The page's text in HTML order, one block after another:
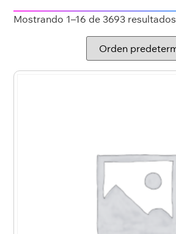
Mostrando 1–16 de 3693 resultados